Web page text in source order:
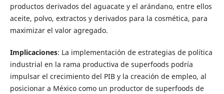
productos derivados del aguacate y el arándano, entre ellos
aceite, polvo, extractos y derivados para la cosmética, para
maximizar el valor agregado.
Implicaciones: La implementación de estrategias de política
industrial en la rama productiva de superfoods podría
impulsar el crecimiento del PIB y la creación de empleo, al
posicionar a México como un productor de superfoods de